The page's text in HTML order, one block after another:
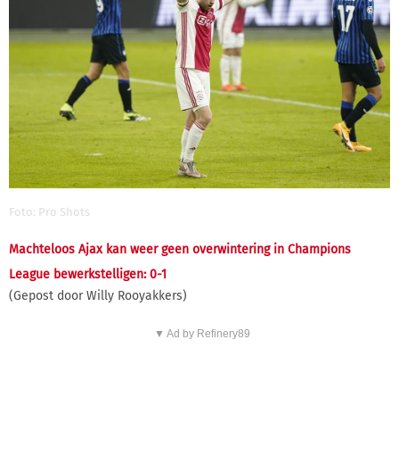
Foto: Pro Shots
Machteloos Ajax kan weer geen overwintering in Champions
League bewerkstelligen: 0-1
(Gepost door Willy Rooyakkers)
▼ Ad by Refinery89